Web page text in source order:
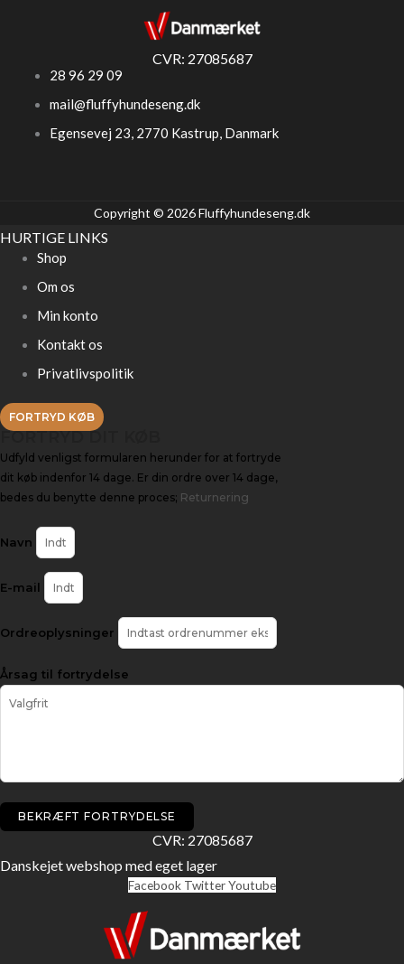
CVR: 27085687
28 96 29 09
mail@fluffyhundeseng.dk
Egensevej 23, 2770 Kastrup, Danmark
Copyright © 2026 Fluffyhundeseng.dk
HURTIGE LINKS
Shop
Om os
Min konto
Kontakt os
Privatlivspolitik
FORTRYD KØB
FORTRYD DIT KØB
Udfyld venligst formularen herunder for at fortryde
dit køb indenfor 14 dage. Er din ordre over 14 dage,
bedes du benytte denne proces; Returnering
Navn
E-mail
Ordreoplysninger
Årsag til fortrydelse
BEKRÆFT FORTRYDELSE
CVR: 27085687
Danskejet webshop med eget lager
Facebook TwitterYoutube